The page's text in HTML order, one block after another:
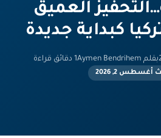
العميق
كبداية جديدة
بقلم Aymen Bendrihem 1 دقائق قراءة
أغسطس 2, 2026